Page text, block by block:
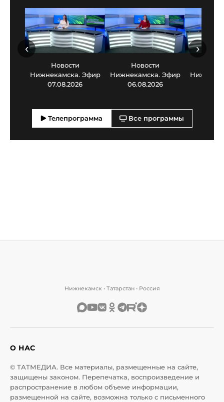
Новости
Нижнекамска. Эфир
07.08.2026
Новости
Нижнекамска. Эфир
06.08.2026
‹ ›
Телепрограмма Все программы
Нижнекамск • Татарстан • Россия
О НАС
© ТАТМЕДИА. Все материалы, размещенные на сайте,
защищены законом. Перепечатка, воспроизведение и
распространение в любом объеме информации,
размещенной на сайте, возможна только с письменного